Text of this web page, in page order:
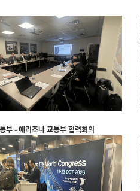
부 - 애리조나 교통부 협력회의